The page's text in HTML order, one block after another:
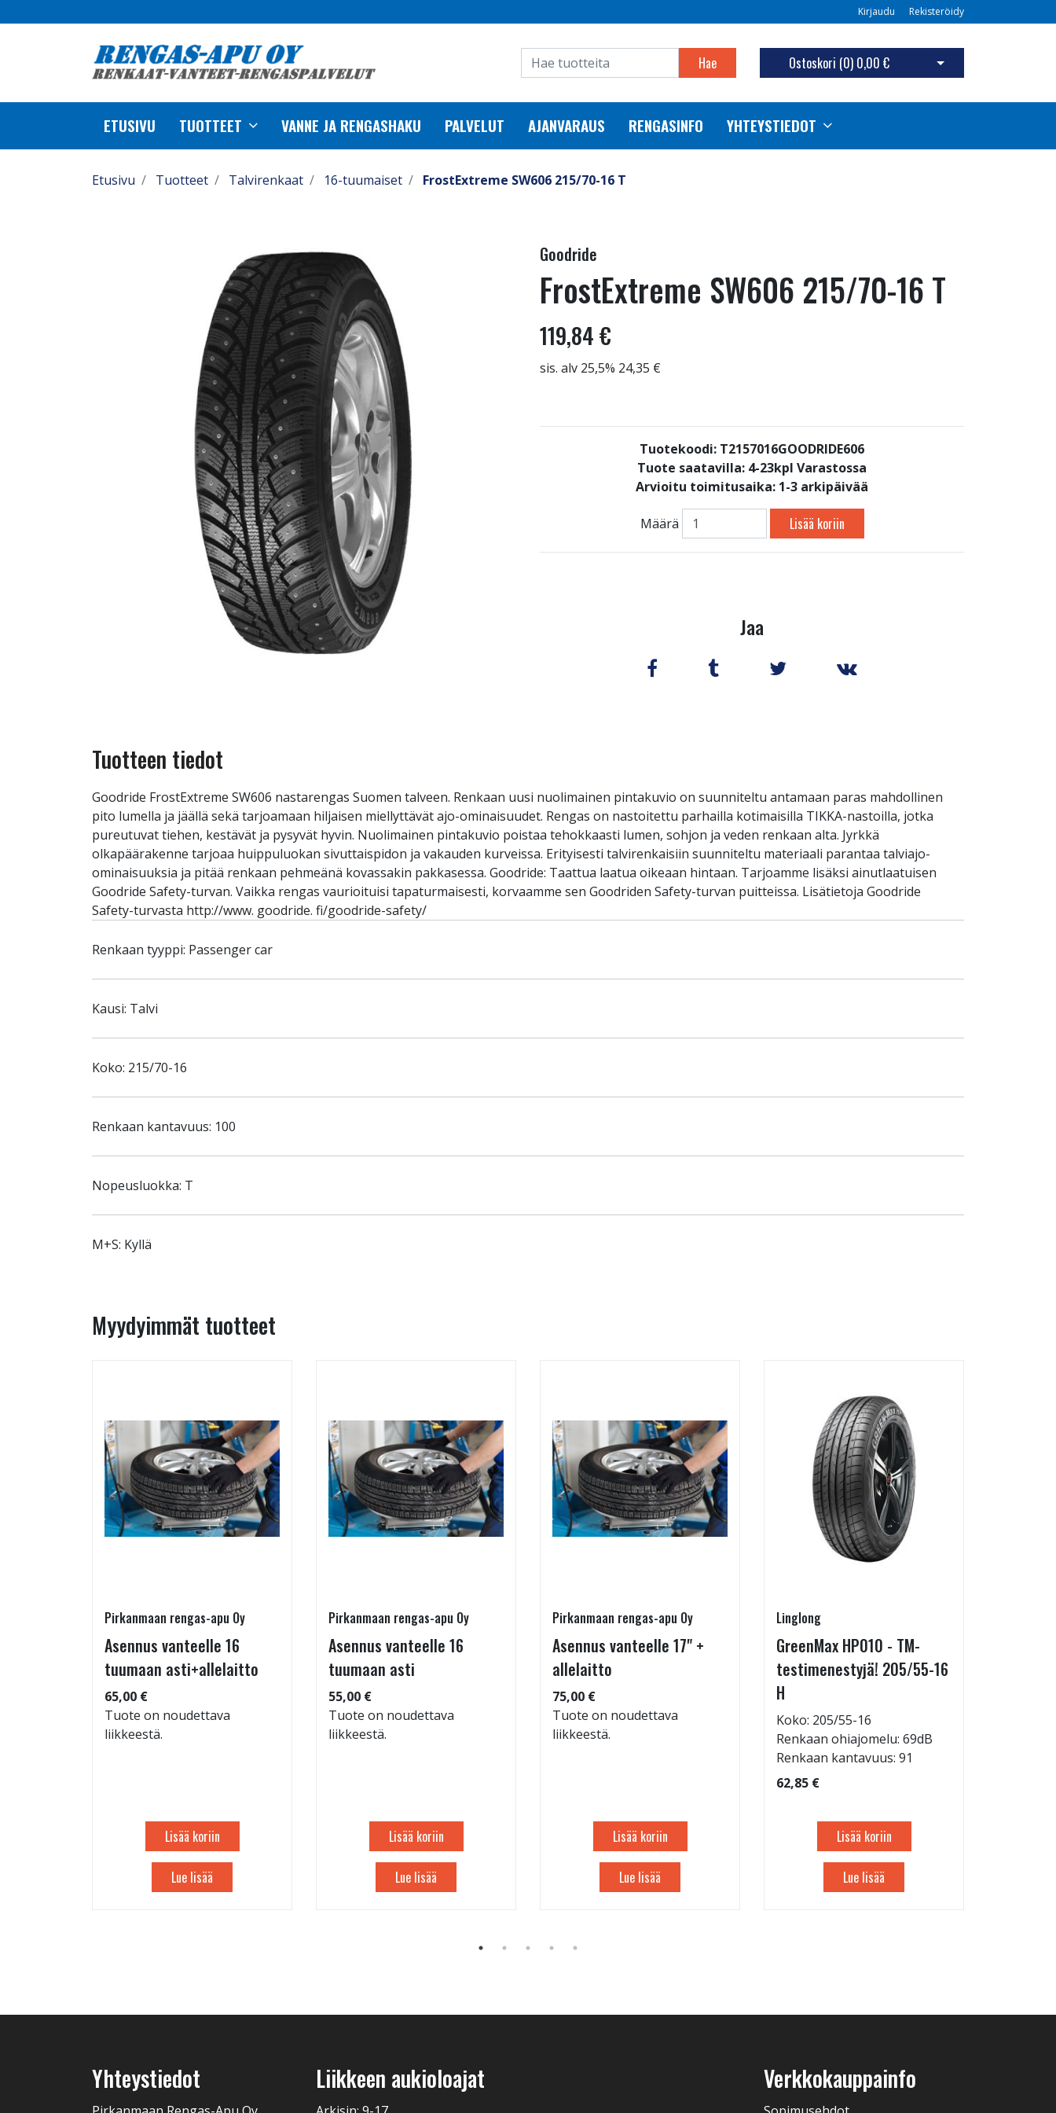
Kirjaudu Rekisteröidy
Hae Ostoskori (0) 0,00 € Avaa ostoskori
ETUSIVU TUOTTEET VANNE JA RENGASHAKU PALVELUT AJANVARAUS RENGASINFO YHTEYSTIEDOT
Etusivu Tuotteet Talvirenkaat 16-tuumaiset FrostExtreme SW606 215/70-16 T
Goodride
FrostExtreme SW606 215/70-16 T
119,84 €
sis. alv 25,5% 24,35 €
Tuotekoodi: T2157016GOODRIDE606
Tuote saatavilla: 4-23kpl Varastossa
Arvioitu toimitusaika: 1-3 arkipäivää
Määrä Lisää koriin
Jaa
Tuotteen tiedot
Goodride FrostExtreme SW606 nastarengas Suomen talveen. Renkaan uusi nuolimainen pintakuvio on suunniteltu antamaan paras mahdollinen
pito lumella ja jäällä sekä tarjoamaan hiljaisen miellyttävät ajo-ominaisuudet. Rengas on nastoitettu parhailla kotimaisilla TIKKA-nastoilla, jotka
pureutuvat tiehen, kestävät ja pysyvät hyvin. Nuolimainen pintakuvio poistaa tehokkaasti lumen, sohjon ja veden renkaan alta. Jyrkkä
olkapäärakenne tarjoaa huippuluokan sivuttaispidon ja vakauden kurveissa. Erityisesti talvirenkaisiin suunniteltu materiaali parantaa talviajo-
ominaisuuksia ja pitää renkaan pehmeänä kovassakin pakkasessa. Goodride: Taattua laatua oikeaan hintaan. Tarjoamme lisäksi ainutlaatuisen
Goodride Safety-turvan. Vaikka rengas vaurioituisi tapaturmaisesti, korvaamme sen Goodriden Safety-turvan puitteissa. Lisätietoja Goodride
Safety-turvasta http://www. goodride. fi/goodride-safety/
Renkaan tyyppi: Passenger car
Kausi: Talvi
Koko: 215/70-16
Renkaan kantavuus: 100
Nopeusluokka: T
M+S: Kyllä
Myydyimmät tuotteet
Pirkanmaan rengas-apu Oy
Asennus vanteelle 16
tuumaan asti+allelaitto
65,00 €
Tuote on noudettava
liikkeestä.
Lisää koriin
Lue lisää
Pirkanmaan rengas-apu Oy
Asennus vanteelle 16
tuumaan asti
55,00 €
Tuote on noudettava
liikkeestä.
Lisää koriin
Lue lisää
Pirkanmaan rengas-apu Oy
Asennus vanteelle 17" +
allelaitto
75,00 €
Tuote on noudettava
liikkeestä.
Lisää koriin
Lue lisää
Linglong
GreenMax HP010 - TM-
testimenestyjä! 205/55-16
H
Koko: 205/55-16
Renkaan ohiajomelu: 69dB
Renkaan kantavuus: 91
62,85 €
Lisää koriin
Lue lisää
Yhteystiedot Liikkeen aukioloajat Verkkokauppainfo